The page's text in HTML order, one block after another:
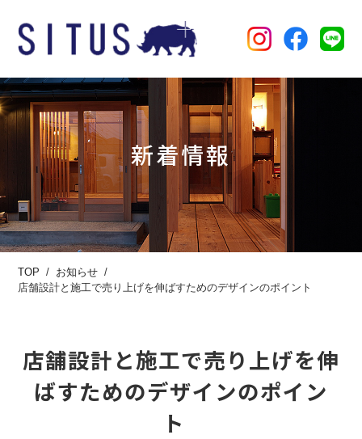
新着情報
TOP
お知らせ
店舗設計と施工で売り上げを伸ばすためのデザインのポイント
店舗設計と施工で売り上げを伸
ばすためのデザインのポイン
ト